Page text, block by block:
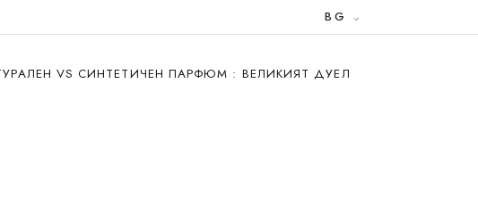
BG
VS СИНТЕТИЧЕН ПАРФЮМ : ВЕЛИКИЯТ ДУЕЛ